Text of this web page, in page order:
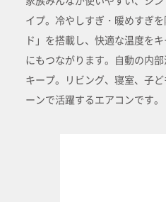
イプ。冷やしすぎ・暖めすぎ
ド」を搭載し、快適な温度を
にもつながります。自動の内
キープ。リビング、寝室、子
ーンで活躍するエアコンです。